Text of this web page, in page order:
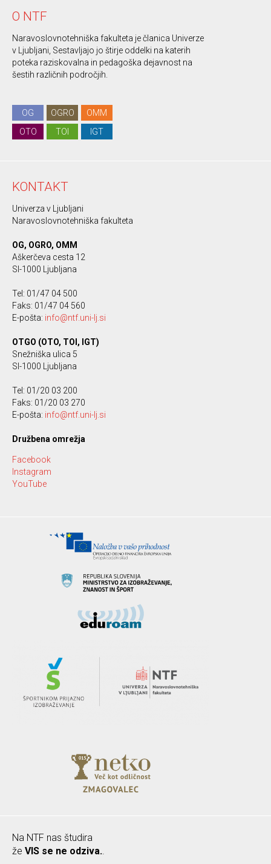
O NTF
Naravoslovnotehniška fakulteta je članica Univerze
v Ljubljani, Sestavljajo jo štirje oddelki na katerih
poteka raziskovalna in pedagoška dejavnost na
šestih različnih področjih.
OG OGRO
OMM
OTO
TOI IGT
KONTAKT
Univerza v Ljubljani
Naravoslovnotehniška fakulteta
OG, OGRO, OMM
Aškerčeva cesta 12
SI-1000 Ljubljana
Tel: 01/47 04 500
Faks: 01/47 04 560
E-pošta: info@ntf.uni-lj.si
OTGO (OTO, TOI, IGT)
Snežniška ulica 5
SI-1000 Ljubljana
Tel: 01/20 03 200
Faks: 01/20 03 270
E-pošta: info@ntf.uni-lj.si
Družbena omrežja
Facebook
Instagram
YouTube
Na NTF nas študira
že VIS se ne odziva.